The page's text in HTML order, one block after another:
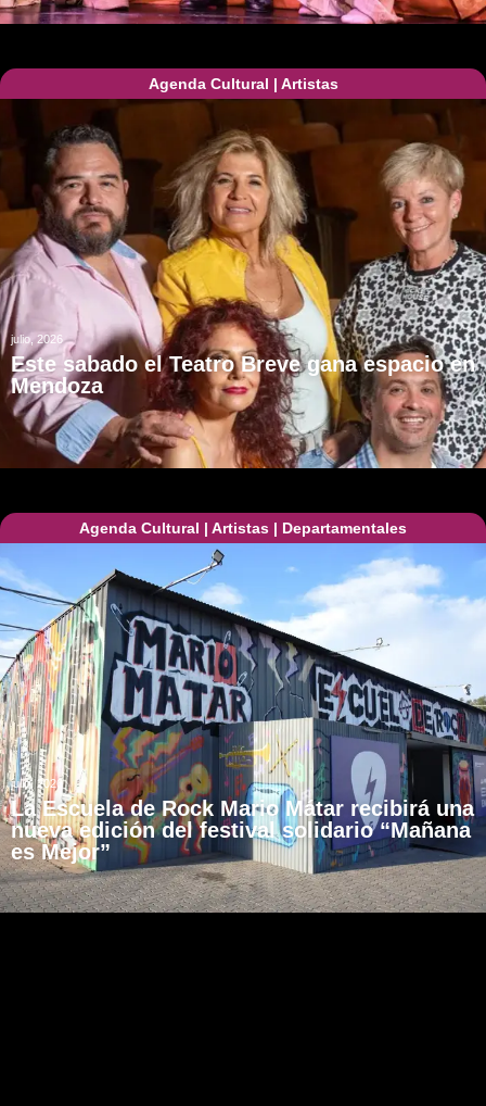
Agenda Cultural | Artistas
julio, 2026
Este sabado el Teatro Breve gana espacio en
Mendoza
Agenda Cultural | Artistas | Departamentales
julio, 2026
La Escuela de Rock Mario Mátar recibirá una
nueva edición del festival solidario “Mañana
es Mejor”